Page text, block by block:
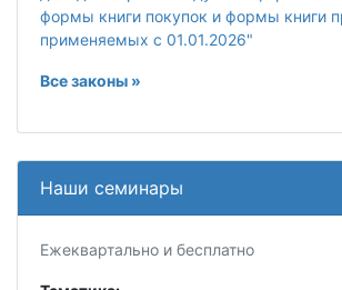
формы книги покупок и формы книги
применяемых с 01.01.2026"
Все законы »
Наши семинары
Ежеквартально и бесплатно